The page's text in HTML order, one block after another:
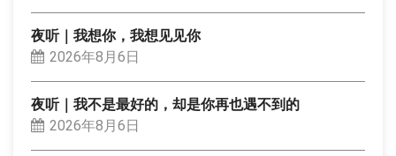
夜听｜我想你，我想见见你
2026年8月6日
夜听｜我不是最好的，却是你再也遇不到的
2026年8月6日